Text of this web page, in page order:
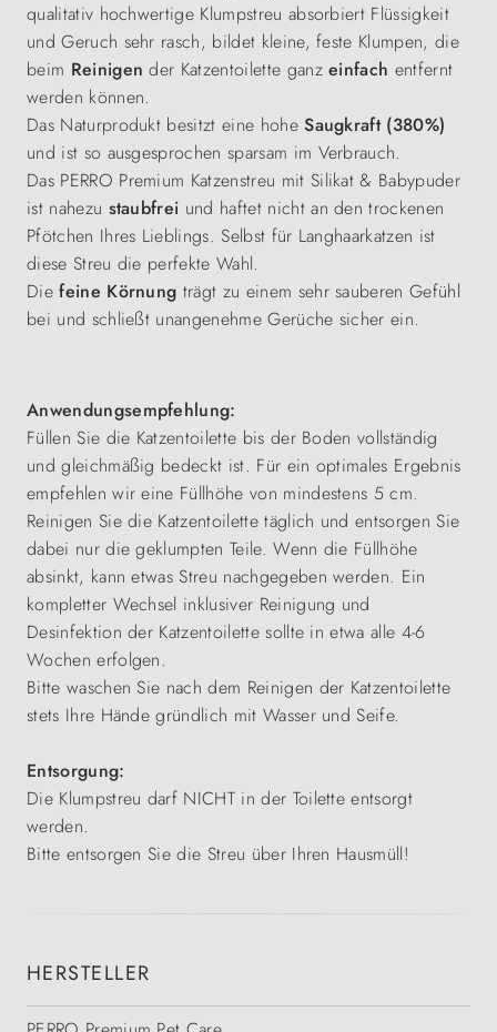
qualitativ hochwertige Klumpstreu absorbiert Flüssigkeit
und Geruch sehr rasch, bildet kleine, feste Klumpen, die
beim Reinigen der Katzentoilette ganzeinfach entfernt
werden können.
Das Naturprodukt besitzt eine hoheSaugkraft (380%)
und ist so ausgesprochen sparsam im Verbrauch.
Das PERRO Premium Katzenstreu mit Silikat & Babypuder
ist nahezu staubfrei und haftet nicht an den trockenen
Pfötchen Ihres Lieblings. Selbst für Langhaarkatzen ist
diese Streu die perfekte Wahl.
Diefeine Körnung trägt zu einem sehr sauberen Gefühl
bei und schließt unangenehme Gerüche sicher ein.
Anwendungsempfehlung:
Füllen Sie die Katzentoilette bis der Boden vollständig
und gleichmäßig bedeckt ist. Für ein optimales Ergebnis
empfehlen wir eine Füllhöhe von mindestens 5 cm.
Reinigen Sie die Katzentoilette täglich und entsorgen Sie
dabei nur die geklumpten Teile. Wenn die Füllhöhe
absinkt, kann etwas Streu nachgegeben werden. Ein
kompletter Wechsel inklusiver Reinigung und
Desinfektion der Katzentoilette sollte in etwa alle 4-6
Wochen erfolgen.
Bitte waschen Sie nach dem Reinigen der Katzentoilette
stets Ihre Hände gründlich mit Wasser und Seife.
Entsorgung:
Die Klumpstreu darf NICHT in der Toilette entsorgt
werden.
Bitte entsorgen Sie die Streu über Ihren Hausmüll!
HERSTELLER